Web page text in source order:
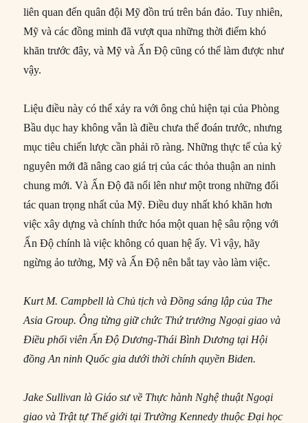
liên quan đến quân đội Mỹ đồn trú trên bán đảo. Tuy nhiên,
Mỹ và các đồng minh đã vượt qua những thời điểm khó
khăn trước đây, và Mỹ và Ấn Độ cũng có thể làm được như
vậy.
Liệu điều này có thể xảy ra với ông chủ hiện tại của Phòng
Bầu dục hay không vẫn là điều chưa thể đoán trước, nhưng
mục tiêu chiến lược cần phải rõ ràng. Những thực tế của kỷ
nguyên mới đã nâng cao giá trị của các thỏa thuận an ninh
chung mới. Và Ấn Độ đã nổi lên như một trong những đối
tác quan trọng nhất của Mỹ. Điều duy nhất khó khăn hơn
việc xây dựng và chính thức hóa một quan hệ sâu rộng với
Ấn Độ chính là việc không có quan hệ ấy. Vì vậy, hãy
ngừng ảo tưởng, Mỹ và Ấn Độ nên bắt tay vào làm việc.
Kurt M. Campbell là Chủ tịch và Đồng sáng lập của The
Asia Group. Ông từng giữ chức Thứ trưởng Ngoại giao và
Điều phối viên Ấn Độ Dương-Thái Bình Dương tại Hội
đồng An ninh Quốc gia dưới thời chính quyền Biden.
Jake Sullivan là Giáo sư về Thực hành Nghệ thuật Ngoại
giao và Trật tự Thế giới tại Trường Kennedy thuộc Đại học